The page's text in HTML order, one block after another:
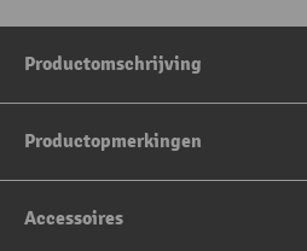
Productomschrijving
Productopmerkingen
Accessoires